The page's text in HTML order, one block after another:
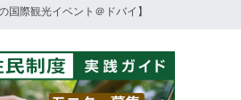
国際観光イベント＠ドバイ】